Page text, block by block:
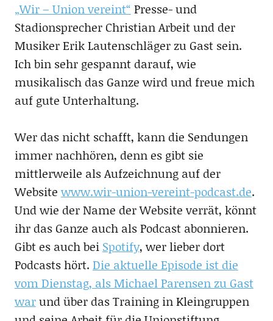
„Wir – Union vereint“ Presse- und
Stadionsprecher Christian Arbeit und der
Musiker Erik Lautenschläger zu Gast sein.
Ich bin sehr gespannt darauf, wie
musikalisch das Ganze wird und freue mich
auf gute Unterhaltung.
Wer das nicht schafft, kann die Sendungen
immer nachhören, denn es gibt sie
mittlerweile als Aufzeichnung auf der
Website www.wir-union-vereint-podcast.de.
Und wie der Name der Website verrät, könnt
ihr das Ganze auch als Podcast abonnieren.
Gibt es auch bei Spotify, wer lieber dort
Podcasts hört. Die aktuelle Episode ist die
vom Dienstag, als Michael Parensen zu Gast
warund über das Training in Kleingruppen